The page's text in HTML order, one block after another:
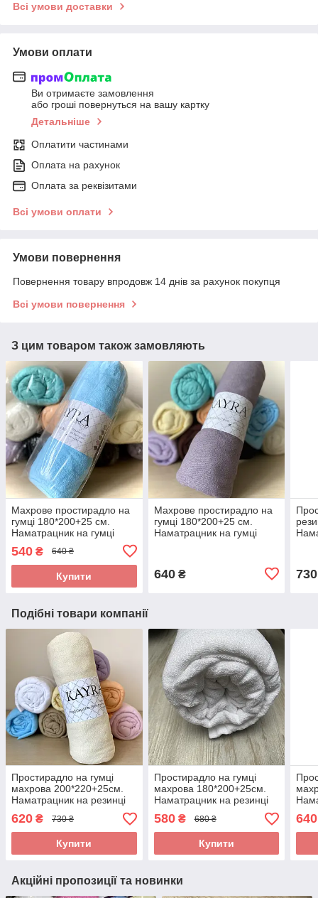
Всі умови доставки
Умови оплати
Ви отримаєте замовлення
або гроші повернуться на вашу картку
Детальніше
Оплатити частинами
Оплата на рахунок
Оплата за реквізитами
Всі умови оплати
Умови повернення
Повернення товару впродовж 14 днів за рахунок покупця
Всі умови повернення
З цим товаром також замовляють
Махрове простирадло на
гумці 180*200+25 см.
Наматрацник на гумці
540 ₴ 640 ₴
Купити
Махрове простирадло на
гумці 180*200+25 см.
Наматрацник на гумці
640₴ 730
Подібні товари компанії
Простирадло на гумці
махрова 200*220+25см.
Наматрацник на резинці
Колір - Молочний
620 ₴ 730 ₴
Купити
Простирадло на гумці
махрова 180*200+25см.
Наматрацник на резинці
Колір - Білий
580₴ 680 ₴
Купити
640
Акційні пропозиції та новинки